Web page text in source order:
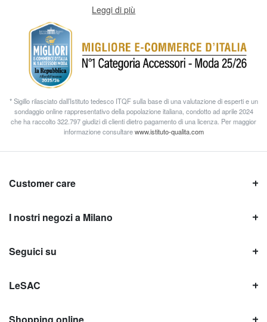
Leggi di più
* Sigillo rilasciato dall’Istituto tedesco ITQF sulla base di una valutazione di esperti e un
sondaggio online rappresentativo della popolazione italiana, condotto ad aprile 2024
che ha raccolto 322.797 giudizi di clienti dietro pagamento di una licenza. Per maggior
informazione consultarewww.istituto-qualita.com
Customer care
I nostri negozi a Milano
Seguici su
LeSAC